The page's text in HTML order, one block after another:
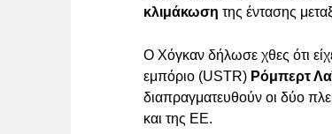
κλιμάκωση της έντασης
Ο Χόγκαν δήλωσε χθες ότι
εμπόριο (USTR) Ρόμπερτ
διαπραγματευθούν οι δύο
και της ΕΕ.